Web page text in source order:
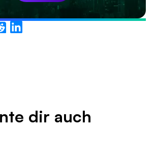
dir auch